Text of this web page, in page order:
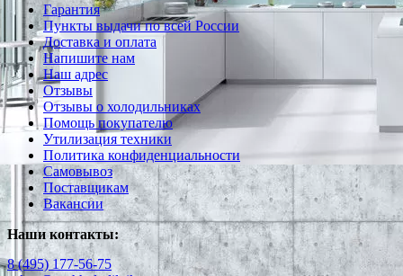
Гарантия
Пункты выдачи по всей России
Доставка и оплата
Напишите нам
Наш адрес
Отзывы
Отзывы о холодильниках
Помощь покупателю
Утилизация техники
Политика конфиденциальности
Самовывоз
Поставщикам
Вакансии
Наши контакты:
8 (495) 177-56-75